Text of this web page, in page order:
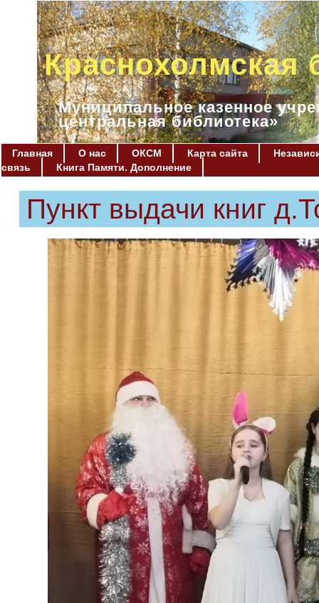
Краснохолмская
Муниципальное казенное
центральная библиотека»
Главная О нас ОКСМ Карта сайта
связь
Книга Памяти. Дополнение
Пункт выдачи книг